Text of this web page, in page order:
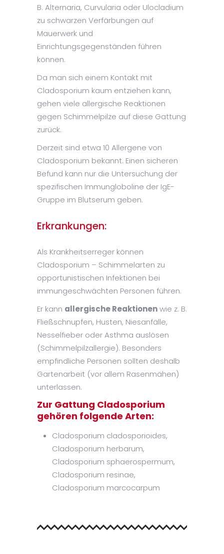
B. Alternaria, Curvularia oder Ulocladium
zu schwarzen Verfärbungen auf
Mauerwerk und
Einrichtungsgegenständen führen
können.
Da man sich einem Kontakt mit
Cladosporium kaum entziehen kann,
gehen viele allergische Reaktionen
gegen Schimmelpilze auf diese Gattung
zurück.
Derzeit sind etwa 10 Allergene von
Cladosporium bekannt. Einen sicheren
Befund kann nur die Untersuchung der
spezifischen Immungloboline der IgE-
Gruppe im Blutserum geben.
Erkrankungen:
Als Krankheitserreger können
Cladosporium – Schimmelarten zu
opportunistischen Infektionen bei
immungeschwächten Personen führen.
Er kann allergische Reaktionenwie z. B.
Fließschnupfen, Husten, Niesanfälle,
Nesselfieber oder Asthma auslösen
(Schimmelpilzallergie). Besonders
empfindliche Personen sollten deshalb
Gartenarbeit (vor allem Rasenmähen)
unterlassen.
Zur Gattung Cladosporium
gehören folgende Arten:
Cladosporium cladosporioides,
Cladosporium herbarum,
Cladosporium sphaerospermum,
Cladosporium resinae,
Cladosporium marcocarpum